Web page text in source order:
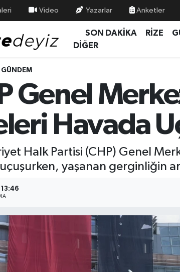
Video Yazarlar Anketler
SON DAKİKA RİZE
DİĞER
GÜNDEM
Genel
Havada
Halk Partisi (CHP) Genel
yaşanan gerginliğin
Haritası
ve Fikstür